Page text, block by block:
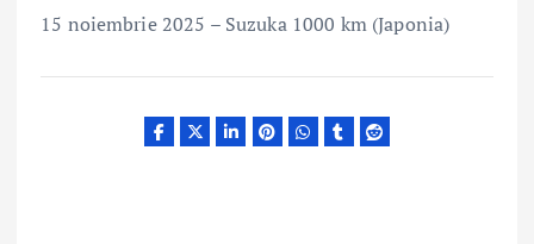
15 noiembrie 2025 – Suzuka 1000 km (Japonia)